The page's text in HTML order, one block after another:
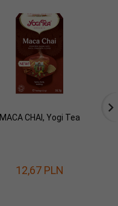
MACA CHAI, Yogi Tea
12,67 PLN